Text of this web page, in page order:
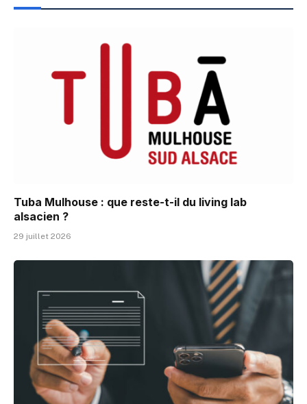
Tuba Mulhouse : que reste-t-il du living lab
alsacien ?
29 juillet 2026